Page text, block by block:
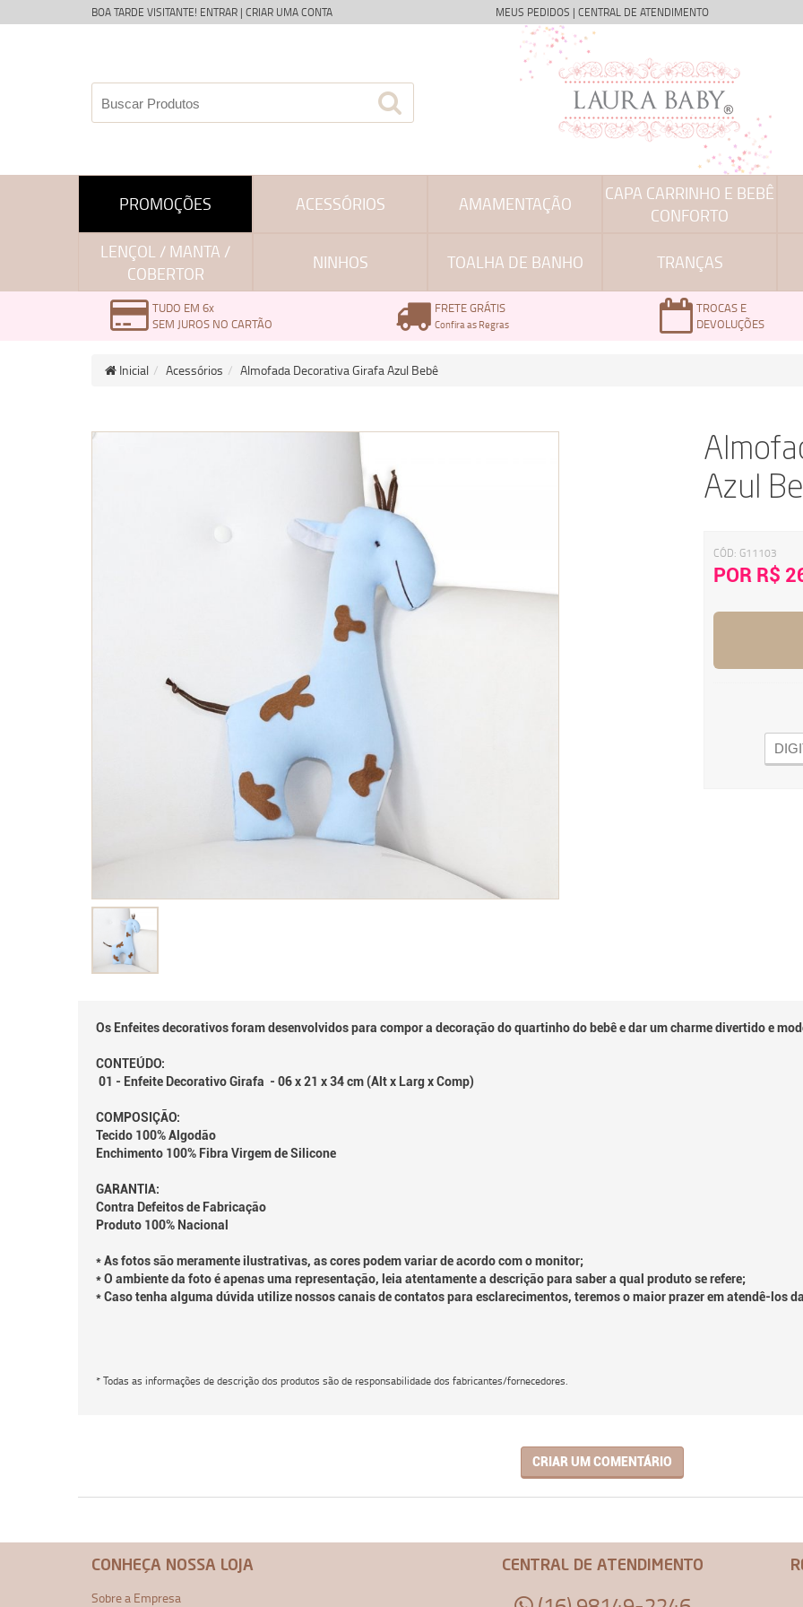
BOA TARDE VISITANTE! ENTRAR | CRIAR UMA CONTA MEUS PEDIDOS | CENTRAL DE ATENDIMENTO
PROMOÇÕES ACESSÓRIOS AMAMENTAÇÃO
CAPA CARRINHO E BEBÊ
CONFORTO
LENÇOL / MANTA /
COBERTOR
NINHOS TOALHA DE BANHO TRANÇAS
TUDO EM 6x
SEM JUROS NO CARTÃO
FRETE GRÁTIS
Confira as Regras
TROCAS E
DEVOLUÇÕES
Inicial Acessórios Almofada Decorativa Girafa Azul Bebê
Azul
CÓD: G11103
POR R$
Os Enfeites decorativos foram desenvolvidos para compor a decoração do quartinho do bebê e dar um charme divertido e
CONTEÚDO:
01 - Enfeite Decorativo Girafa - 06 x 21 x 34 cm (Alt x Larg x Comp)
COMPOSIÇÃO:
Tecido 100% Algodão
Enchimento 100% Fibra Virgem de Silicone
GARANTIA:
Contra Defeitos de Fabricação
Produto 100% Nacional
* As fotos são meramente ilustrativas, as cores podem variar de acordo com o monitor;
* O ambiente da foto é apenas uma representação, leia atentamente a descrição para saber a qual produto se refere;
* Caso tenha alguma dúvida utilize nossos canais de contatos para esclarecimentos, teremos o maior prazer em atendê-los
* Todas as informações de descrição dos produtos são de responsabilidade dos fabricantes/fornecedores.
CRIAR UM COMENTÁRIO
CONHEÇA NOSSA LOJA
Sobre a Empresa
CENTRAL DE ATENDIMENTO